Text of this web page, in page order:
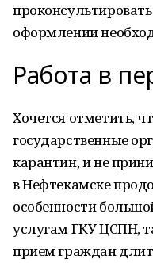
оформлении
Работа в
Хочется отметить,
государственные
карантин, и не
в Нефтекамске
особенности
услугам ГКУ ЦСПН,
прием граждан